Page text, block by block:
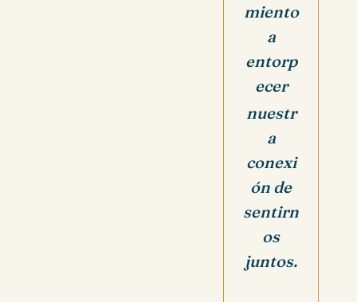
miento
a
entorp
ecer
nuestr
a
conexi
ón de
sentirn
os
juntos.